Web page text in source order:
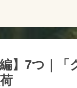
】7つ｜「